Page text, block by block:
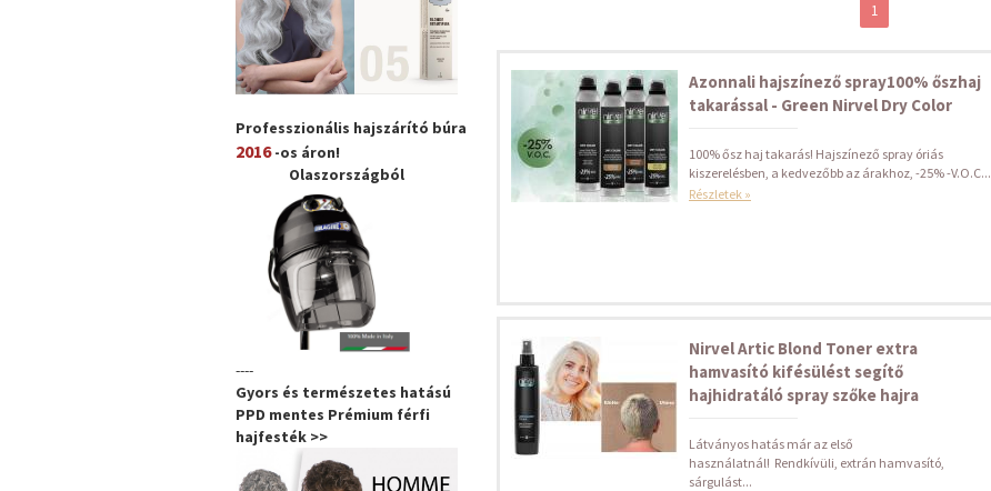
1
Azonnali hajszínező spray100% őszhaj
takarással - Green Nirvel Dry Color
100% ősz haj takarás! Hajszínező spray óriás
kiszerelésben, a kedvezőbb az árakhoz, -25% -V.O.C...
Részletek »
Nirvel Artic Blond Toner extra
hamvasító kifésülést segítő
hajhidratáló spray szőke hajra
Látványos hatás már az első
használatnál! Rendkívüli, extrán hamvasító,
sárgulást...
Professzionális hajszárító búra
2016-os áron!
Olaszországból
----
Gyors és természetes hatású
PPD mentes Prémium férfi
hajfesték >>